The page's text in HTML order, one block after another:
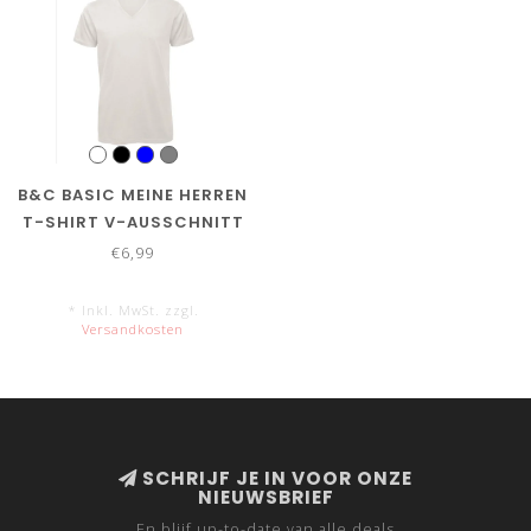
B&C BASIC MEINE HERREN
T-SHIRT V-AUSSCHNITT
€6,99
* Inkl. MwSt. zzgl.
Versandkosten
SCHRIJF JE IN VOOR ONZE
NIEUWSBRIEF